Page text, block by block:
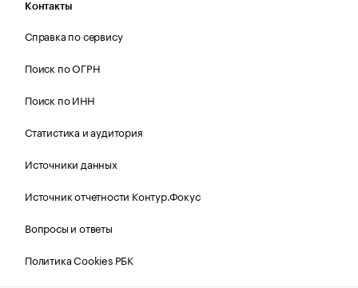
Контакты
Справка по сервису
Поиск по ОГРН
Поиск по ИНН
Статистика и аудитория
Источники данных
Источник отчетности Контур.Фокус
Вопросы и ответы
Политика Cookies РБК